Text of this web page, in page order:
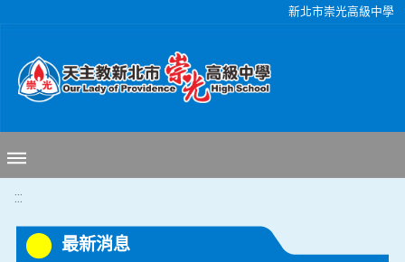
新北市崇光高級中學
:::
最新消息